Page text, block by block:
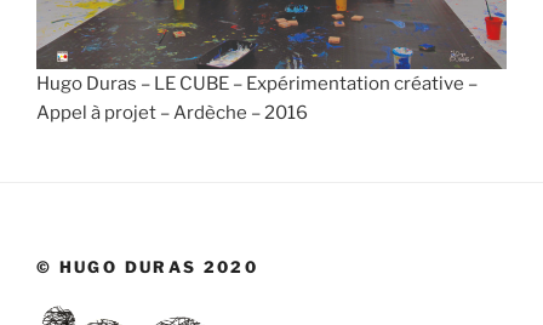
Hugo Duras – LE CUBE – Expérimentation créative –
Appel à projet – Ardèche – 2016
© HUGO DURAS 2020